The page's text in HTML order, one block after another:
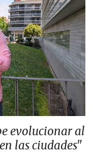
evolucionar al
las ciudades"